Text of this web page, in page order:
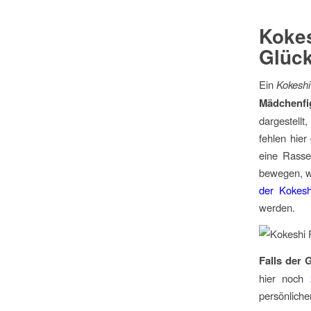
EinKokeshi
fehlen hier
eine
bewegen,
der
werden.
Falls der
hier noch